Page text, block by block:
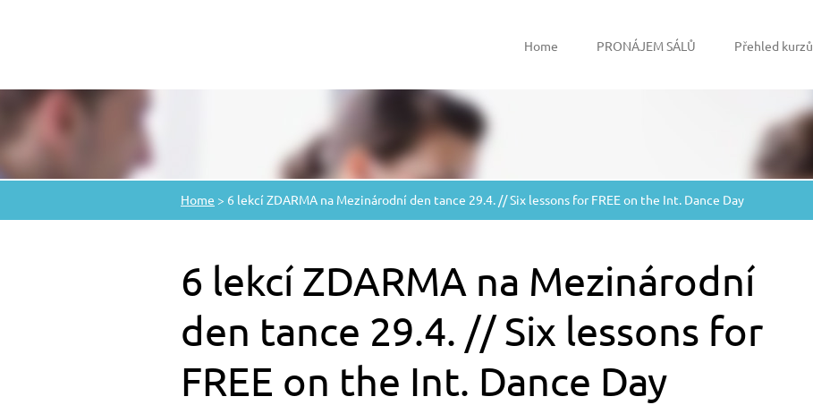
Home PRONÁJEM SÁLŮ Přehled kurzů
Home > 6 lekcí ZDARMA na Mezinárodní den tance 29.4. // Six lessons for FREE on the Int. Dance Day
6 lekcí ZDARMA na Mezinárodní
den tance 29.4. // Six lessons for
FREE on the Int. Dance Day